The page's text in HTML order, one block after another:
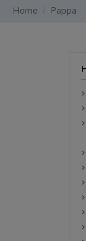
Home Pappa